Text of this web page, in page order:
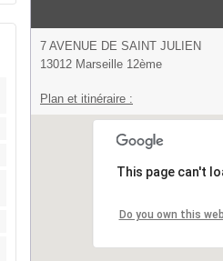
7 AVENUE DE SAINT JULIEN
13012 Marseille 12ème
Plan et itinéraire :
This page can't
Do you own this